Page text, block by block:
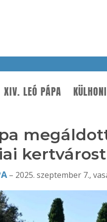
XIV. LEÓ PÁPA KÜLHONI
kertvárost
– 2025. szeptember 7.,